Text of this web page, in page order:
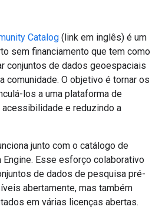
Catalog (link em inglês) é um
sem financiamento que tem como
conjuntos de dados geoespaciais
comunidade. O objetivo é tornar os
los a uma plataforma de
acessibilidade e reduzindo a
junto com o catálogo de
Engine. Esse esforço colaborativo
de dados de pesquisa pré-
abertamente, mas também
em várias licenças abertas.